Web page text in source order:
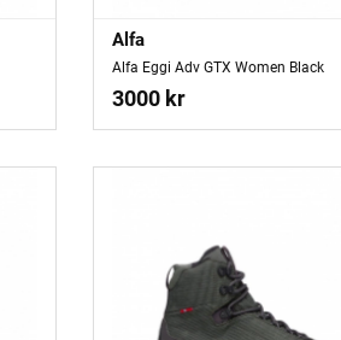
Alfa
Alfa Eggi Adv GTX Women Black
3000 kr